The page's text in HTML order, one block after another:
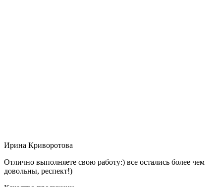
Ирина Криворотова
Отлично выполняете свою работу:) все остались более чем
довольны, респект!)